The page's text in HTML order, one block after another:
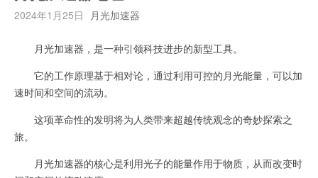
2024年1月25日 月光加速器
月光加速器，是一种引领科技进步的新型工具。
它的工作原理基于相对论，通过利用可控的月光能量，可以加
速时间和空间的流动。
这项革命性的发明将为人类带来超越传统观念的奇妙探索之
旅。
月光加速器的核心是利用光子的能量作用于物质，从而改变时